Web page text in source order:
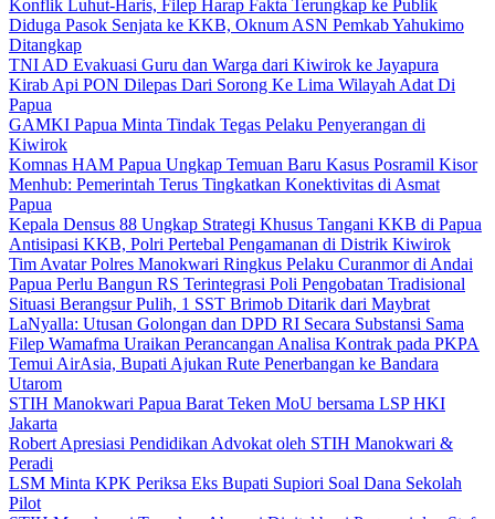
Konflik Luhut-Haris, Filep Harap Fakta Terungkap ke Publik
Diduga Pasok Senjata ke KKB, Oknum ASN Pemkab Yahukimo
Ditangkap
TNI AD Evakuasi Guru dan Warga dari Kiwirok ke Jayapura
Kirab Api PON Dilepas Dari Sorong Ke Lima Wilayah Adat Di
Papua
GAMKI Papua Minta Tindak Tegas Pelaku Penyerangan di
Kiwirok
Komnas HAM Papua Ungkap Temuan Baru Kasus Posramil Kisor
Menhub: Pemerintah Terus Tingkatkan Konektivitas di Asmat
Papua
Kepala Densus 88 Ungkap Strategi Khusus Tangani KKB di Papua
Antisipasi KKB, Polri Pertebal Pengamanan di Distrik Kiwirok
Tim Avatar Polres Manokwari Ringkus Pelaku Curanmor di Andai
Papua Perlu Bangun RS Terintegrasi Poli Pengobatan Tradisional
Situasi Berangsur Pulih, 1 SST Brimob Ditarik dari Maybrat
LaNyalla: Utusan Golongan dan DPD RI Secara Substansi Sama
Filep Wamafma Uraikan Perancangan Analisa Kontrak pada PKPA
Temui AirAsia, Bupati Ajukan Rute Penerbangan ke Bandara
Utarom
STIH Manokwari Papua Barat Teken MoU bersama LSP HKI
Jakarta
Robert Apresiasi Pendidikan Advokat oleh STIH Manokwari &
Peradi
LSM Minta KPK Periksa Eks Bupati Supiori Soal Dana Sekolah
Pilot